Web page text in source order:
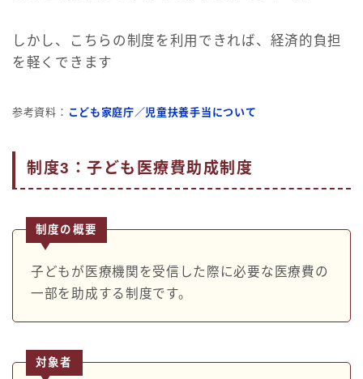
Follow Me
しかし、こちらの制度を利用できれば、経済的負担
を軽くできます
参考資料： こども家庭庁／児童扶養手当について
制度3：子ども医療費助成制度
制度の概要
子どもが医療機関を受信した際に必要な医療費の
一部を助成する制度です。
対象者